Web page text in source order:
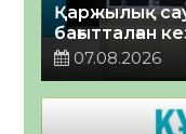
Қаржылық
бағытталған
07.08.2026